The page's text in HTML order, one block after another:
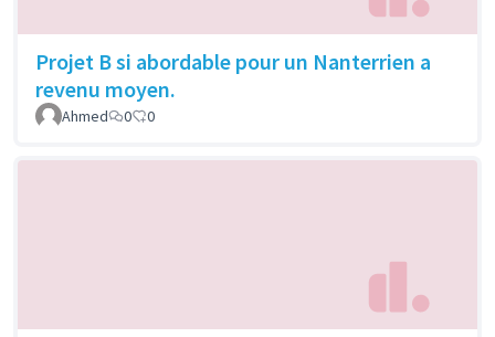
Projet B si abordable pour un Nanterrien a
revenu moyen.
Ahmed 0 0